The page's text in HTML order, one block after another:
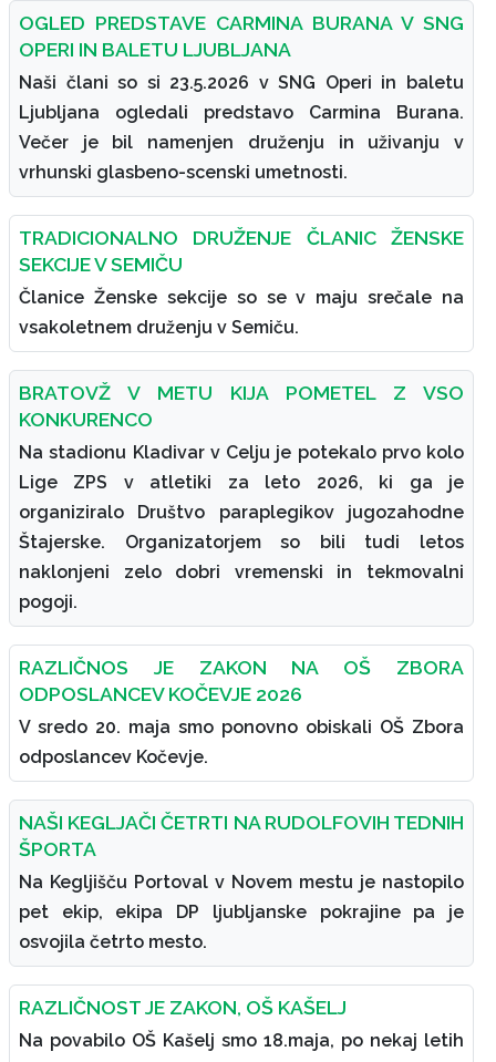
OGLED PREDSTAVE CARMINA BURANA V SNG
OPERI IN BALETU LJUBLJANA
Naši člani so si 23.5.2026 v SNG Operi in baletu
Ljubljana ogledali predstavo Carmina Burana.
Večer je bil namenjen druženju in uživanju v
vrhunski glasbeno-scenski umetnosti.
TRADICIONALNO DRUŽENJE ČLANIC ŽENSKE
SEKCIJE V SEMIČU
Članice Ženske sekcije so se v maju srečale na
vsakoletnem druženju v Semiču.
BRATOVŽ V METU KIJA POMETEL Z VSO
KONKURENCO
Na stadionu Kladivar v Celju je potekalo prvo kolo
Lige ZPS v atletiki za leto 2026, ki ga je
organiziralo Društvo paraplegikov jugozahodne
Štajerske. Organizatorjem so bili tudi letos
naklonjeni zelo dobri vremenski in tekmovalni
pogoji.
RAZLIČNOS JE ZAKON NA OŠ ZBORA
ODPOSLANCEV KOČEVJE 2026
V sredo 20. maja smo ponovno obiskali OŠ Zbora
odposlancev Kočevje.
NAŠI KEGLJAČI ČETRTI NA RUDOLFOVIH TEDNIH
ŠPORTA
Na Kegljišču Portoval v Novem mestu je nastopilo
pet ekip, ekipa DP ljubljanske pokrajine pa je
osvojila četrto mesto.
RAZLIČNOST JE ZAKON, OŠ KAŠELJ
Na povabilo OŠ Kašelj smo 18.maja, po nekaj letih